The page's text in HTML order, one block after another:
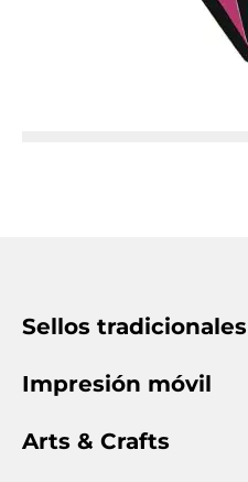
Sellos tradicionales
Impresión móvil
Arts & Crafts